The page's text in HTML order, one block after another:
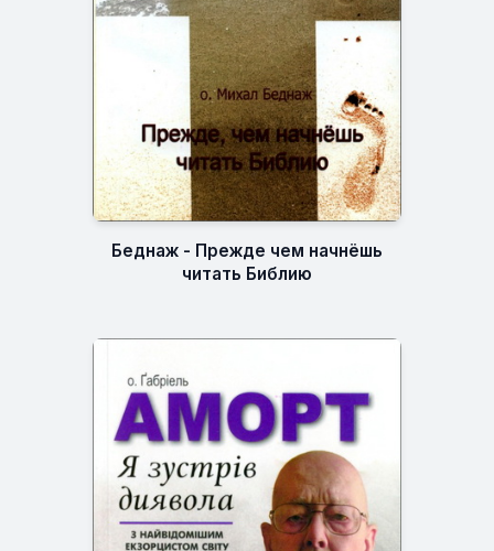
Беднаж - Прежде чем начнёшь
читать Библию